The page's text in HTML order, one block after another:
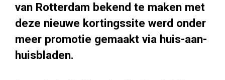
van Rotterdam bekend te maken met
deze nieuwe kortingssite werd onder
meer promotie gemaakt via huis-aan-
huisbladen.